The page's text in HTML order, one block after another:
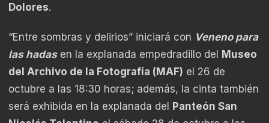
Dolores.
“Entre sombras y delirios” iniciará con Veneno para
las hadasen la explanada empedradillo del Museo
del Archivo de la Fotografía (MAF) el 26 de
octubre a las 18:30 horas; además, la cinta también
será exhibida en la explanada del Panteón San